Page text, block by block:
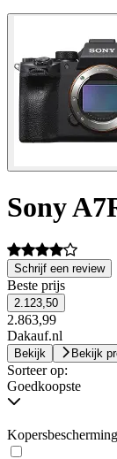
Sony
Schrijf een review
Beste prijs
2.123,50
2.863,99
Dakauf.nl
Bekijk Bekijk
Sorteer op:
Goedkoopste